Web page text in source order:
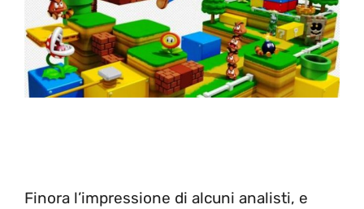
Finora l’impressione di alcuni analisti, e